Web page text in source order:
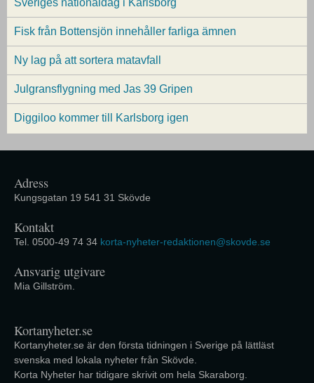
Sveriges nationaldag i Karlsborg
Fisk från Bottensjön innehåller farliga ämnen
Ny lag på att sortera matavfall
Julgransflygning med Jas 39 Gripen
Diggiloo kommer till Karlsborg igen
Adress
Kungsgatan 19 541 31 Skövde
Kontakt
Tel. 0500-49 74 34 korta-nyheter-redaktionen@skovde.se
Ansvarig utgivare
Mia Gillström.
Kortanyheter.se
Kortanyheter.se är den första tidningen i Sverige på lättläst
svenska med lokala nyheter från Skövde.
Korta Nyheter har tidigare skrivit om hela Skaraborg.